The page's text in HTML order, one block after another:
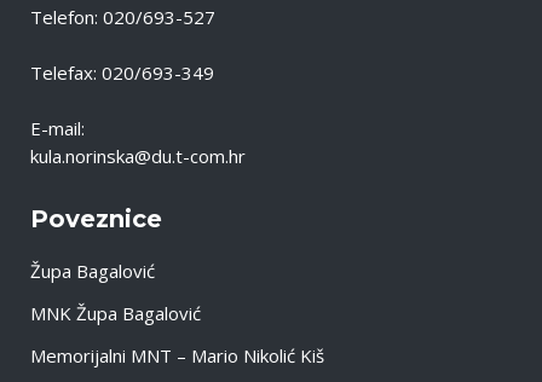
Telefon: 020/693-527
Telefax: 020/693-349
E-mail:
kula.norinska@du.t-com.hr
Poveznice
Župa Bagalović
MNK Župa Bagalović
Memorijalni MNT – Mario Nikolić Kiš